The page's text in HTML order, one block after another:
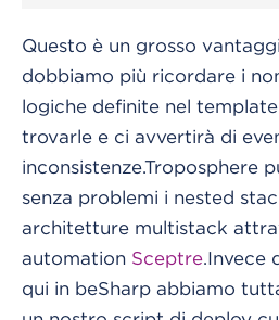
Questo è un grosso
dobbiamo più ricordare i
logiche definite nel
trovarle e ci avvertirà di
inconsistenze.Troposphere
senza problemi i nested
architetture multistack
automation Sceptre.Invece
qui in beSharp abbiamo